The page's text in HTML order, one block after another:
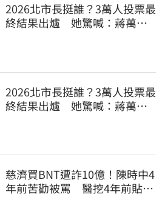
2026北市長挺誰？3萬人投票最
終結果出爐 她驚喊：蔣萬安
2026北市長挺誰？3萬人投票最
終結果出爐 她驚喊：蔣萬安
慈濟買BNT遭詐10億！陳時中4
年前苦勸被罵 醫挖4年前貼